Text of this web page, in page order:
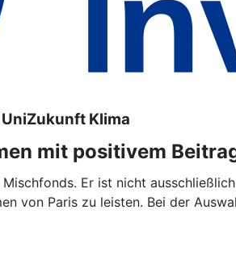
Klima
mit positivem
Er ist nicht
von Paris zu leisten. Bei der